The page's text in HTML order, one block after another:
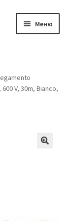
Меню
V, 30m, Bianco,